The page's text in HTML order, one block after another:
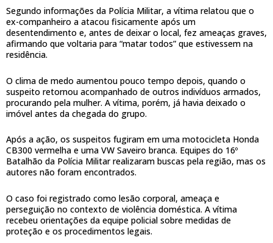
Segundo informações da Polícia Militar, a vítima relatou que o
ex-companheiro a atacou fisicamente após um
desentendimento e, antes de deixar o local, fez ameaças graves,
afirmando que voltaria para “matar todos” que estivessem na
residência.
O clima de medo aumentou pouco tempo depois, quando o
suspeito retornou acompanhado de outros indivíduos armados,
procurando pela mulher. A vítima, porém, já havia deixado o
imóvel antes da chegada do grupo.
Após a ação, os suspeitos fugiram em uma motocicleta Honda
CB300 vermelha e uma VW Saveiro branca. Equipes do 16º
Batalhão da Polícia Militar realizaram buscas pela região, mas os
autores não foram encontrados.
O caso foi registrado como lesão corporal, ameaça e
perseguição no contexto de violência doméstica. A vítima
recebeu orientações da equipe policial sobre medidas de
proteção e os procedimentos legais.